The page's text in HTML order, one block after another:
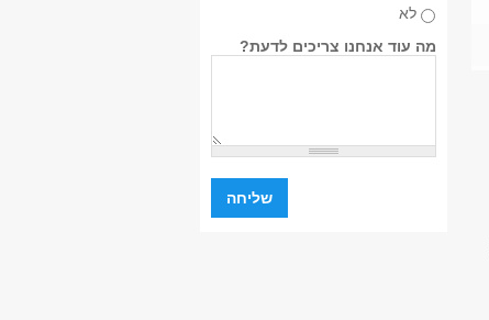
לא
מה עוד אנחנו צריכים לדעת?